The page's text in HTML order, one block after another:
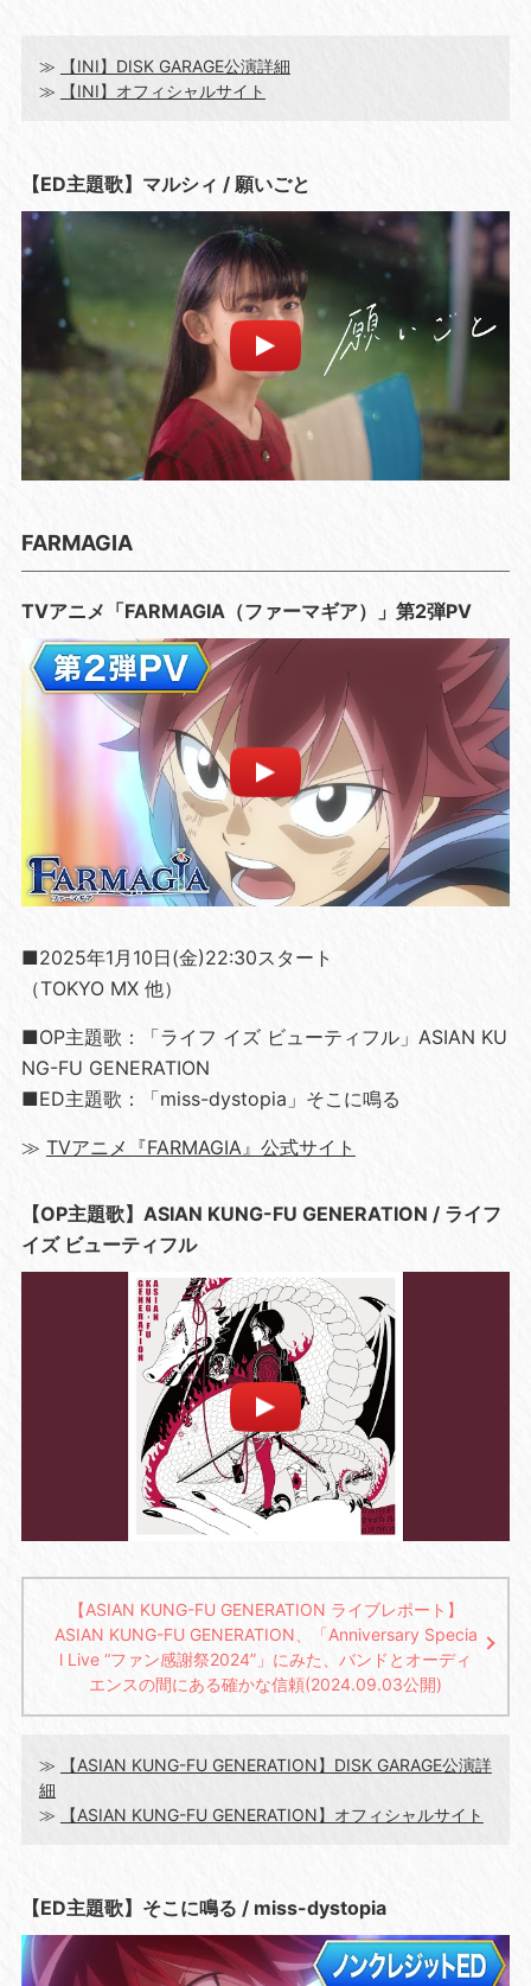
≫
【INI】DISK GARAGE公演詳細
≫
【INI】オフィシャルサイト
【ED主題歌】マルシィ / 願いごと
FARMAGIA
TVアニメ「FARMAGIA（ファーマギア）」第2弾PV
■2025年1月10日(金)22:30スタート
（TOKYO MX 他）
■OP主題歌：「ライフ イズ ビューティフル」ASIAN KU
NG-FU GENERATION
■ED主題歌：「miss-dystopia」そこに鳴る
≫ TVアニメ『FARMAGIA』公式サイト
【OP主題歌】ASIAN KUNG-FU GENERATION / ライフ
イズ ビューティフル
【ASIAN KUNG-FU GENERATION ライブレポート】
ASIAN KUNG-FU GENERATION、「Anniversary Specia
l Live “ファン感謝祭2024”」にみた、バンドとオーディ
エンスの間にある確かな信頼(2024.09.03公開)
≫
【ASIAN KUNG-FU GENERATION】DISK GARAGE公演詳
細
≫
【ASIAN KUNG-FU GENERATION】オフィシャルサイト
【ED主題歌】そこに鳴る / miss-dystopia